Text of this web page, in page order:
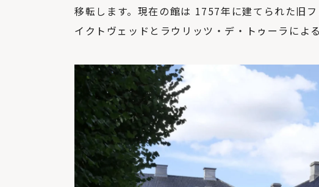
移転します。現在の館は 1757年に建てられた旧
イクトヴェッドとラウリッツ・デ・トゥーラによ